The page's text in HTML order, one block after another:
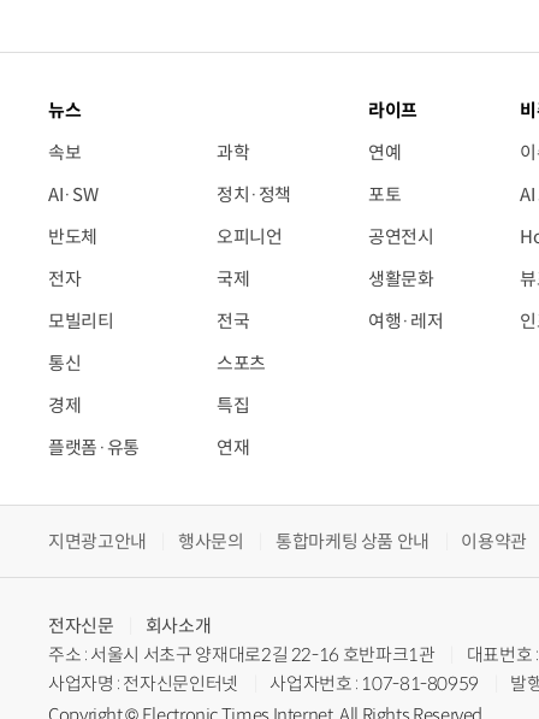
뉴스
속보
AI·SW
반도체
전자
모빌리티
통신
경제
플랫폼·유통
과학
정치·정책
오피니언
국제
전국
스포츠
특집
연재
라이프
연예
포토
공연전시
생활문화
여행·레저
지면광고안내 행사문의 통합마케팅 상품 안내 이용약관
전자신문
회사소개
주소 : 서울시 서초구 양재대로2길 22-16 호반파크1관
대표번
사업자명 : 전자신문인터넷
사업자번호 : 107-81-80959
발